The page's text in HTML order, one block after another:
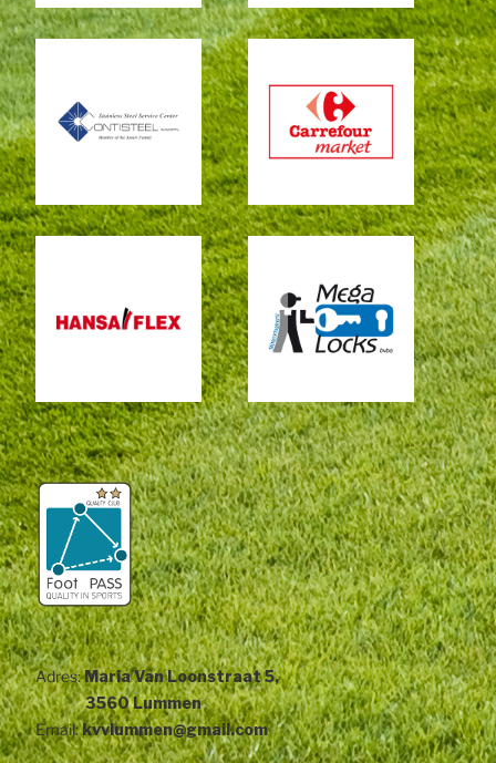
Adres:Maria Van Loonstraat 5,
3560 Lummen
Email:kvvlummen@gmail.com